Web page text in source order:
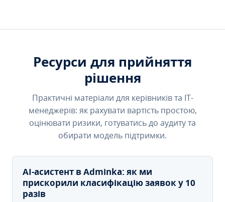
Ресурси для прийняття
рішення
Практичні матеріали для керівників та IT-
менеджерів: як рахувати вартість простою,
оцінювати ризики, готуватись до аудиту та
обирати модель підтримки.
AI-асистент в Adminka: як ми
прискорили класифікацію заявок у 10
разів